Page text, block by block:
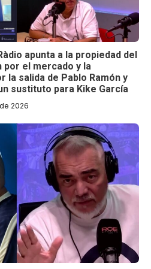
apunta a la propiedad del
por el mercado y la
la salida de Pablo Ramón y
sustituto para Kike García
2026